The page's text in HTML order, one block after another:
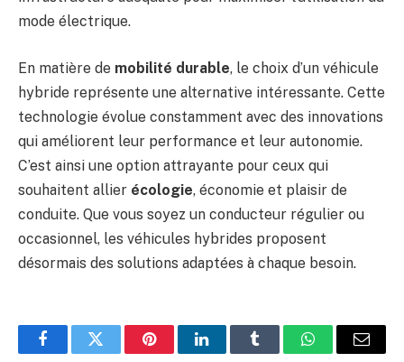
mode électrique.
En matière de mobilité durable, le choix d’un véhicule
hybride représente une alternative intéressante. Cette
technologie évolue constamment avec des innovations
qui améliorent leur performance et leur autonomie.
C’est ainsi une option attrayante pour ceux qui
souhaitent allier écologie, économie et plaisir de
conduite. Que vous soyez un conducteur régulier ou
occasionnel, les véhicules hybrides proposent
désormais des solutions adaptées à chaque besoin.
FacebookTwitter PinterestLinkedInTumblr WhatsApp
E-